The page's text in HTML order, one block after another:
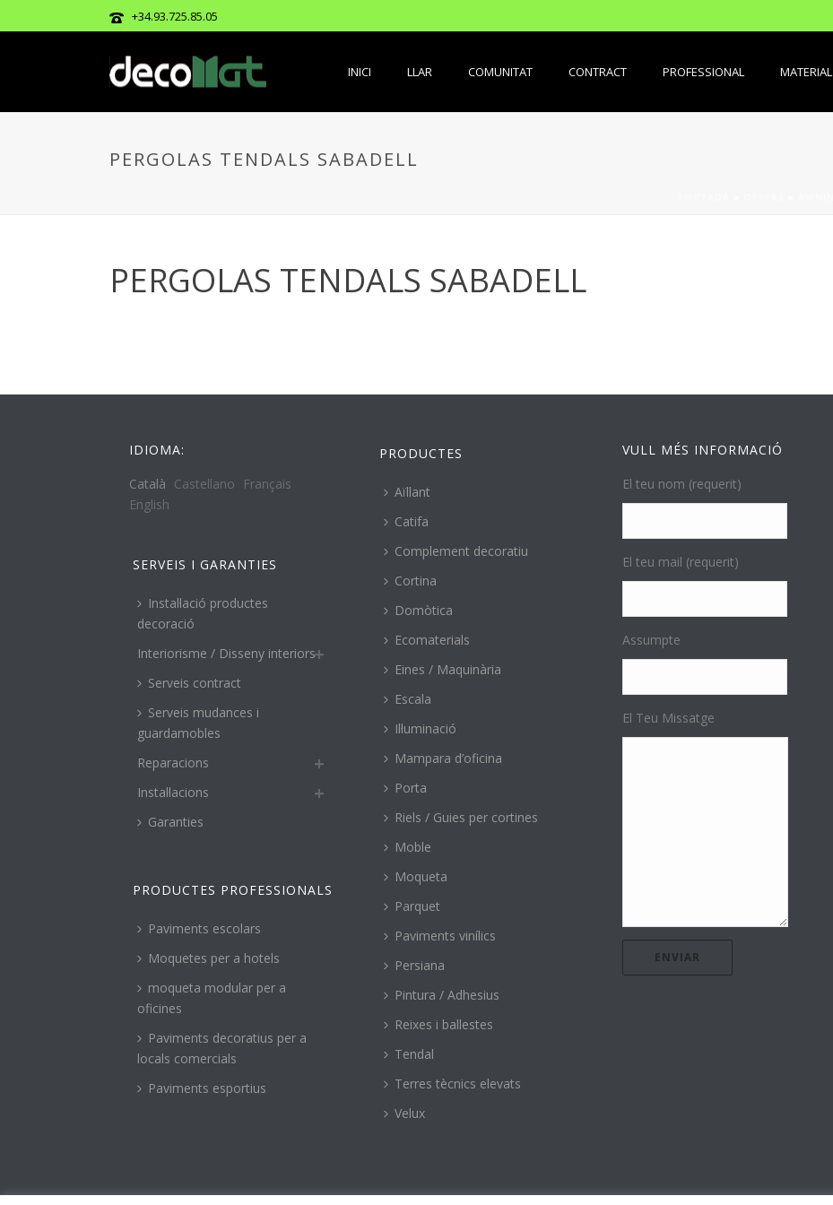
+34.93.725.85.05
INICI LLAR COMUNITAT CONTRACT PROFESSIONAL MATERIAL
PERGOLAS TENDALS SABADELL
PERGOLAS TENDALS SABADELL
IDIOMA:
Català Castellano
Français
English
SERVEIS I GARANTIES
Instal·lació productes
decoració
Interiorisme / Disseny interiors
Serveis contract
Serveis mudances i
guardamobles
Reparacions
Instal·lacions
Garanties
PRODUCTES PROFESSIONALS
Paviments escolars
Moquetes per a hotels
moqueta modular per a
oficines
Paviments decoratius per a
locals comercials
Paviments esportius
PRODUCTES
Aïllant
Catifa
Complement decoratiu
Cortina
Domòtica
Ecomaterials
Eines / Maquinària
Escala
Il·luminació
Mampara d’oficina
Porta
Riels / Guies per cortines
Moble
Moqueta
Parquet
Paviments vinílics
Persiana
Pintura / Adhesius
Reixes i ballestes
Tendal
Terres tècnics elevats
Velux
VULL MÉS INFORMACIÓ
El teu nom (requerit)
El teu mail (requerit)
Assumpte
El Teu Missatge